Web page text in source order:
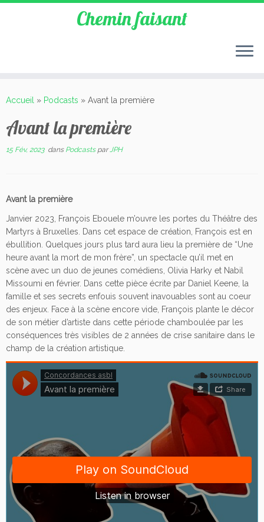
Chemin faisant
Accueil » Podcasts » Avant la première
Avant la première
15 Fév, 2023dans Podcasts parJPH
Avant la première
Janvier 2023, François Ebouele m’ouvre les portes du Théâtre des
Martyrs à Bruxelles. Dans cet espace de création, François est en
ébullition. Quelques jours plus tard aura lieu la première de “Une
heure avant la mort de mon frère”, un spectacle qu’il met en
scène avec un duo de jeunes comédiens, Olivia Harky et Nabil
Missoumi en février. Dans cette pièce écrite par Daniel Keene, la
famille et ses secrets enfouis souvent inavouables sont au coeur
des enjeux. Face à la scène encore vide, François plante le décor
de son métier d’artiste dans cette période chamboulée par les
conséquences très visibles de 2 années de crise sanitaire dans le
champ de la création artistique.